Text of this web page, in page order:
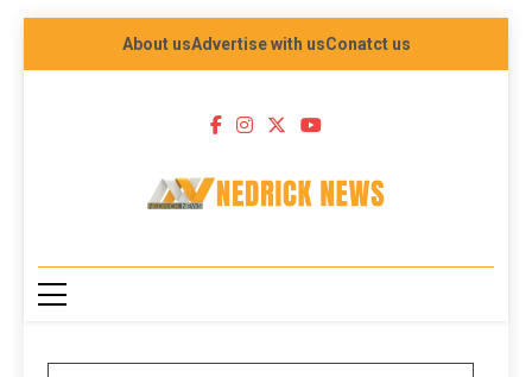
About usAdvertise with usConatct us
NEDRICK NEWS